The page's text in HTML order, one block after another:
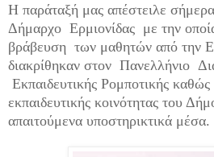
Η παράταξή μας απέστειλε
Δήμαρχο Ερμιονίδας με την
βράβευση των μαθητών από την
διακρίθηκαν στον Πανελλήνιο
Εκπαιδευτικής Ρομποτικής καθώς
εκπαιδευτικής κοινότητας του
απαιτούμενα υποστηρικτικά μέσα.